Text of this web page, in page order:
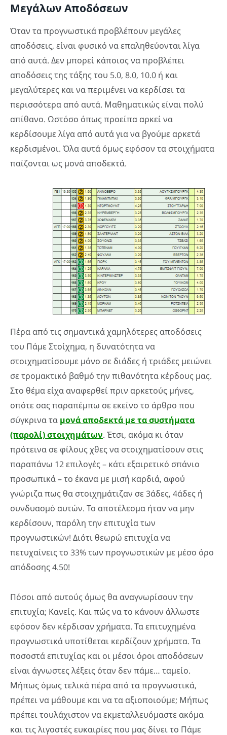
Μεγάλων Αποδόσεων
Όταν τα προγνωστικά προβλέπουν μεγάλες
αποδόσεις, είναι φυσικό να επαληθεύονται λίγα
από αυτά. Δεν μπορεί κάποιος να προβλέπει
αποδόσεις της τάξης του 5.0, 8.0, 10.0 ή και
μεγαλύτερες και να περιμένει να κερδίσει τα
περισσότερα από αυτά. Μαθηματικώς είναι πολύ
απίθανο. Ωστόσο όπως προείπα αρκεί να
κερδίσουμε λίγα από αυτά για να βγούμε αρκετά
κερδισμένοι. Όλα αυτά όμως εφόσον τα στοιχήματα
παίζονται ως μονά αποδεκτά.
Πέρα από τις σημαντικά χαμηλότερες αποδόσεις
του Πάμε Στοίχημα, η δυνατότητα να
στοιχηματίσουμε μόνο σε διάδες ή τριάδες μειώνει
σε τρομακτικό βαθμό την πιθανότητα κέρδους μας.
Στο θέμα είχα αναφερθεί πριν αρκετούς μήνες,
οπότε σας παραπέμπω σε εκείνο το άρθρο που
σύγκρινα τα μονά αποδεκτά με τα συστήματα
(παρολί) στοιχημάτων. Έτσι, ακόμα κι όταν
πρότεινα σε φίλους χθες να στοιχηματίσουν στις
παραπάνω 12 επιλογές – κάτι εξαιρετικό σπάνιο
προσωπικά – το έκανα με μισή καρδιά, αφού
γνώριζα πως θα στοιχημάτιζαν σε 3άδες, 4άδες ή
συνδυασμό αυτών. Το αποτέλεσμα ήταν να μην
κερδίσουν, παρόλη την επιτυχία των
προγνωστικών! Διότι θεωρώ επιτυχία να
πετυχαίνεις το 33% των προγνωστικών με μέσο όρο
απόδοσης 4.50!
Πόσοι από αυτούς όμως θα αναγνωρίσουν την
επιτυχία; Κανείς. Και πώς να το κάνουν άλλωστε
εφόσον δεν κέρδισαν χρήματα. Τα επιτυχημένα
προγνωστικά υποτίθεται κερδίζουν χρήματα. Τα
ποσοστά επιτυχίας και οι μέσοι όροι αποδόσεων
είναι άγνωστες λέξεις όταν δεν πάμε… ταμείο.
Μήπως όμως τελικά πέρα από τα προγνωστικά,
πρέπει να μάθουμε και να τα αξιοποιούμε; Μήπως
πρέπει τουλάχιστον να εκμεταλλευόμαστε ακόμα
και τις λιγοστές ευκαιρίες που μας δίνει το Πάμε